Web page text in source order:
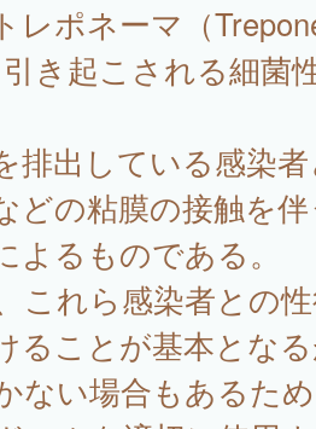
ポネーマ（
き起こされる細菌
排出している感染
どの粘膜の接触を
よるものである。
これら感染者との
ることが基本とな
ない場合もあるた